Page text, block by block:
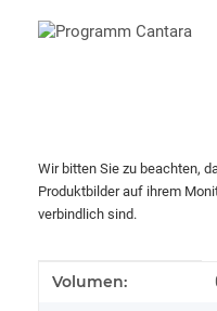
Wir bitten Sie zu beachten,
Produktbilder auf ihrem
verbindlich sind.
Produkteigenschaft
Wert
Volumen: